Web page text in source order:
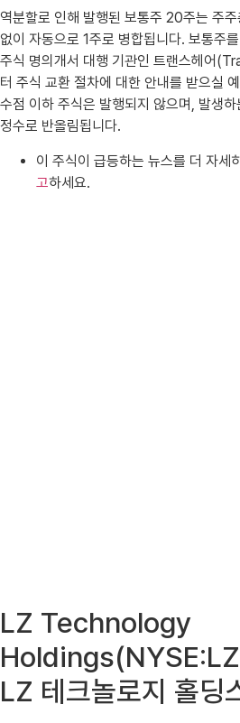
역분할로 인해 발행된 보통주 20주는 주
없이 자동으로 1주로 병합됩니다. 보통주
주식 명의개서 대행 기관인 트랜스헤어
터 주식 교환 절차에 대한 안내를 받으실
수점 이하 주식은 발행되지 않으며, 발생
정수로 반올림됩니다.
이 주식이 급등하는 뉴스를 더 자세
고하세요.
LZ Technology
LZ 테크놀로지 홀딩